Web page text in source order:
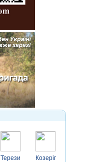
Терези Козеріг